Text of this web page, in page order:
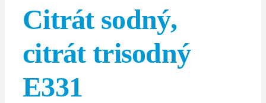
Citrát sodný,
citrát trisodný
E331